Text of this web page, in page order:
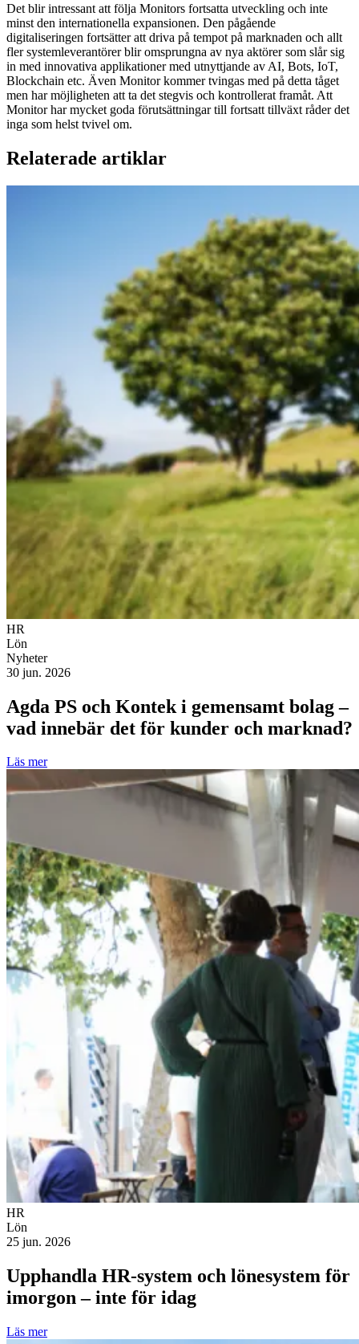
Det blir intressant att följa Monitors fortsatta utveckling och inte
minst den internationella expansionen. Den pågående
digitaliseringen fortsätter att driva på tempot på marknaden och allt
fler systemleverantörer blir omsprungna av nya aktörer som slår sig
in med innovativa applikationer med utnyttjande av AI, Bots, IoT,
Blockchain etc. Även Monitor kommer tvingas med på detta tåget
men har möjligheten att ta det stegvis och kontrollerat framåt. Att
Monitor har mycket goda förutsättningar till fortsatt tillväxt råder det
inga som helst tvivel om.
Relaterade artiklar
HR
Lön
Nyheter
30 jun. 2026
Agda PS och Kontek i gemensamt bolag –
vad innebär det för kunder och marknad?
Läs mer
HR
Lön
25 jun. 2026
Upphandla HR-system och lönesystem för
imorgon – inte för idag
Läs mer